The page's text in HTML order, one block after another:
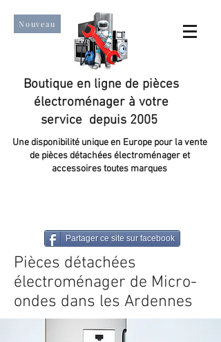
Nouveau
Boutique en ligne de pièces
électroménager à votre
service depuis 2005
Une disponibilité unique en Europe pour la vente
de pièces détachées électroménager et
accessoires toutes marques
Partager ce site sur facebook
Pièces détachées
électroménager de Micro-
ondes dans les Ardennes